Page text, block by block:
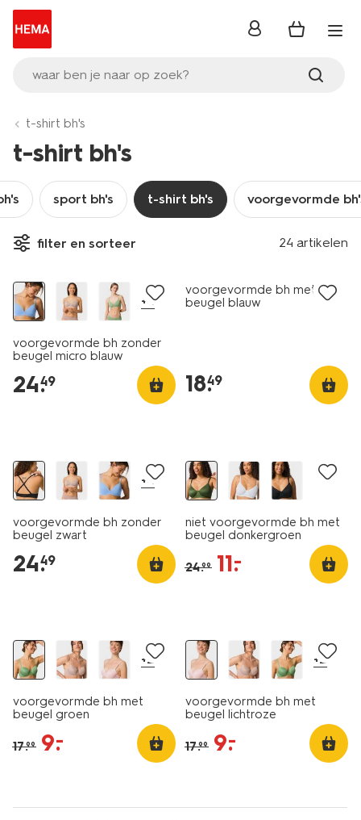
waar ben je naar op zoek?
inloggen
t-shirt bh's
t-shirt bh's
sport bh's t-shirt bh's voorgevormde
filter en sorteer 24 artikelen
+4
voorgevormde bh zonder
beugel micro blauw
24.
49
voorgevormde bh met
beugel blauw
18.
49
+4
voorgevormde bh zonder
beugel zwart
24.
49
niet voorgevormde bh met
beugel donkergroen
24.99 11.
–
+2
voorgevormde bh met
beugel groen
17.99 9.
–
+2
voorgevormde bh met
beugel lichtroze
17.99 9.
–